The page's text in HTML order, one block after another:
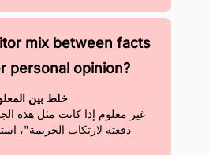
mix between facts
personal opinion?
خلط بين
غير معلوم إذا كانت مثل هذه
دفعته لارتكاب الجريمة"،